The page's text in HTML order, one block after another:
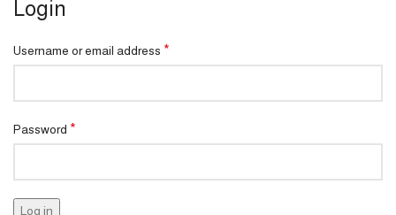
Login
Username or email address *
Password *
Log in